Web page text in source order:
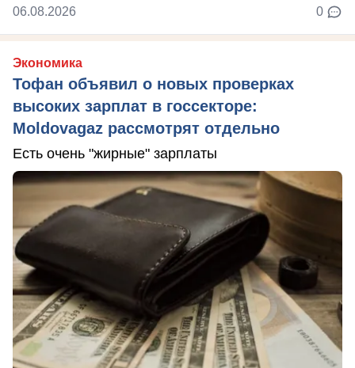
06.08.2026 0
Экономика
Тофан объявил о новых проверках
высоких зарплат в госсекторе:
Moldovagaz рассмотрят отдельно
Есть очень "жирные" зарплаты